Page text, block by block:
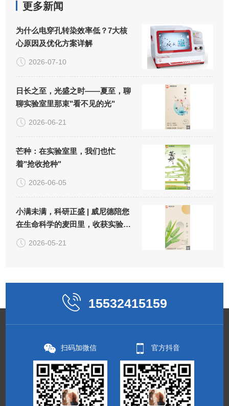
更多新闻
为什么电穿孔转染效率低？7大核
心原因及优化方案详解
2026-07-10
日长之至，光盛之时——夏至，聊
聊实验室里那束"看不见的光"
2026-06-21
芒种：在实验室里，我们也忙
着"抢收抢种"
2026-06-05
小满未满，科研正盛 | 威尼德陪您
在生命科学的麦田里，收获实验
的"小小圆满"
2026-05-21
15532415159
扫码加微信 官方抖音